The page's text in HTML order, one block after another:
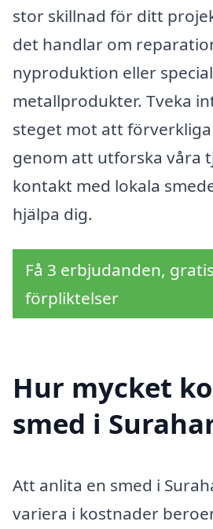
stor skillnad för ditt
det handlar om
nyproduktion eller
metallprodukter. Tveka
steget mot att
genom att utforska våra
kontakt med lokala
hjälpa dig.
Få 3 erbjudanden,
förpliktelser
Hur mycket
smed i
Att anlita en smed i
variera i kostnader